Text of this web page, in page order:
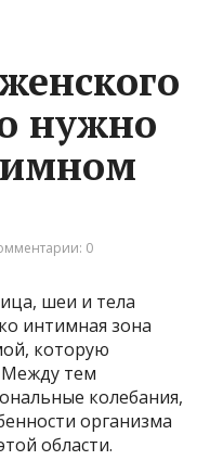
нужно
0
шеи и тела
интимная зона
которую
Между тем
колебания,
организма
области.